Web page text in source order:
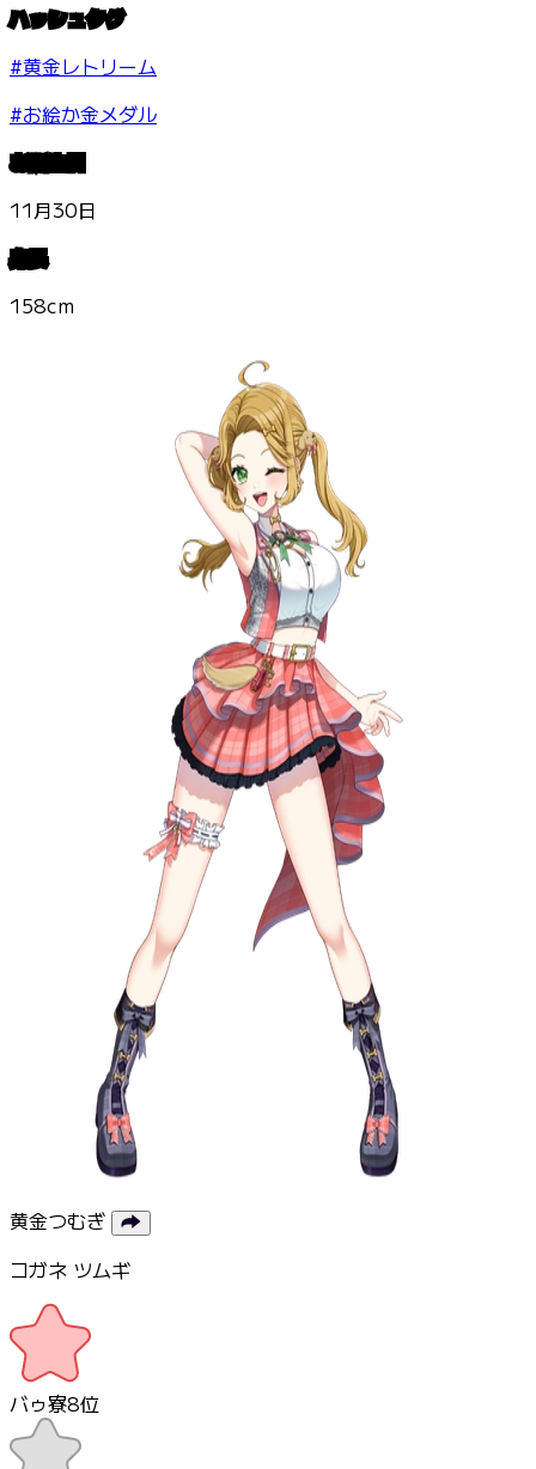
ハッシュタグ
#黄金レトリーム
#お絵か金メダル
お誕生日
11月30日
身長
158cm
黄金つむぎ
コガネ ツムギ
バゥ寮8位